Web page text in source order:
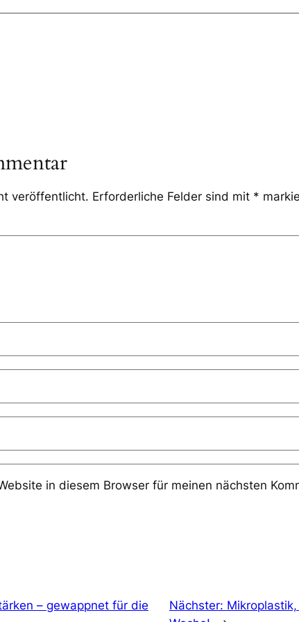
veröffentlicht. Erforderliche Felder sind mit *
in diesem Browser für meinen nächsten
– gewappnet für die
Nächster: